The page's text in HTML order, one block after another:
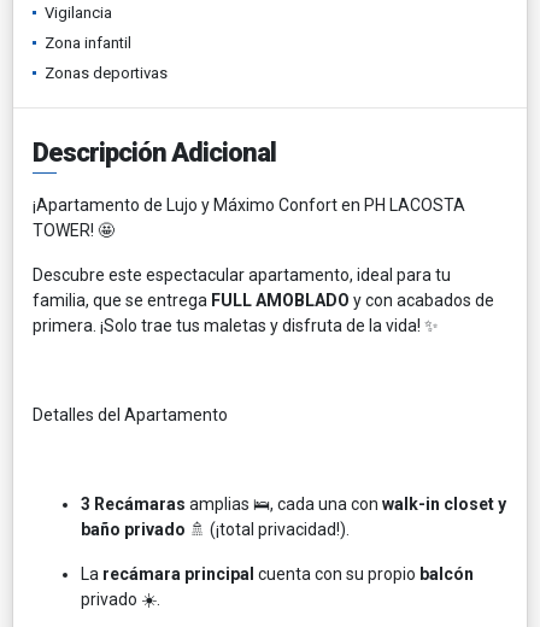
Vigilancia
Zona infantil
Zonas deportivas
Descripción Adicional
¡Apartamento de Lujo y Máximo Confort en PH LACOSTA
TOWER! 🤩
Descubre este espectacular apartamento, ideal para tu
familia, que se entrega FULL AMOBLADO y con acabados de
primera. ¡Solo trae tus maletas y disfruta de la vida! ✨
Detalles del Apartamento
3 Recámaras amplias 🛌, cada una con walk-in closet y
baño privado 🚿 (¡total privacidad!).
La recámara principal cuenta con su propio balcón
privado ☀️.